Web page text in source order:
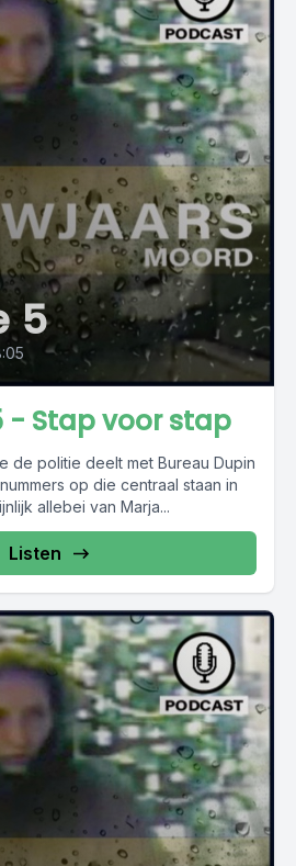
5
- Stap voor stap
de politie deelt met Bureau Dupin
op die centraal staan in
allebei van Marja...
Listen